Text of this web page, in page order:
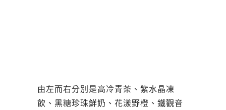
由左而右分別是高冷青茶、紫水晶凍
飲、黑糖珍珠鮮奶、花漾野橙、鐵觀音